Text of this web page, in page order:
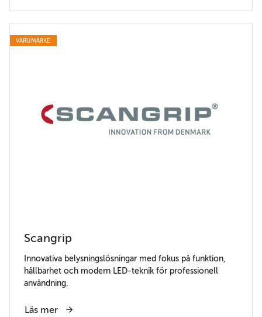
VARUMÄRKE
Scangrip
Innovativa belysningslösningar med fokus på funktion,
hållbarhet och modern LED-teknik för professionell
användning.
Läs mer